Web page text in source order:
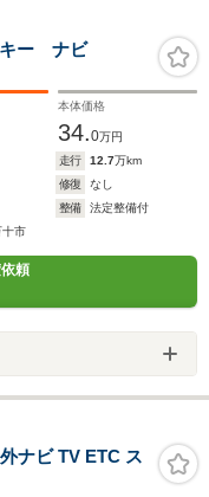
ー ナビ
本体価格
34.0万円
走行 12.7万km
修復
なし
整備
法定整備付
十市
頼
ナビ TV ETC ス